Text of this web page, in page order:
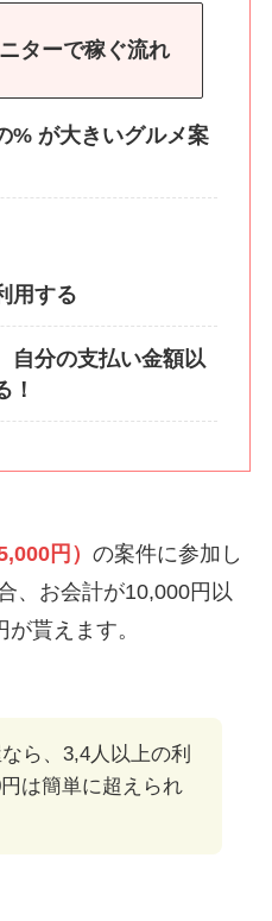
ターで稼ぐ流れ
% が大きいグルメ案
用する
自分の支払い金額以
！
円） の案件に参加し
、お会計が10,000円以
貰えます。
ら、3,4人以上の利
は簡単に超えられ